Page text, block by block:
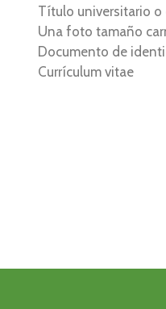
Título universitario o
Una foto tamaño
Documento de
Currículum vitae